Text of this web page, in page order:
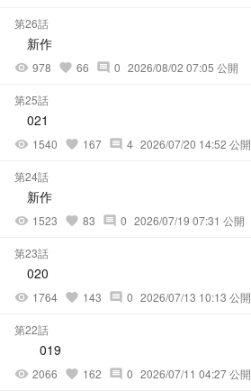
第26話
新作
visibility 978 favorite 66 comment 0 2026/08/02 07:05 公開
第25話
021
visibility 1540 favorite 167 comment 4 2026/07/20 14:52 公開
第24話
新作
visibility 1523 favorite 83 comment 0 2026/07/19 07:31 公開
第23話
020
visibility 1764 favorite 143 comment 0 2026/07/13 10:13 公開
第22話
019
visibility 2066 favorite 162 comment 0 2026/07/11 04:27 公開